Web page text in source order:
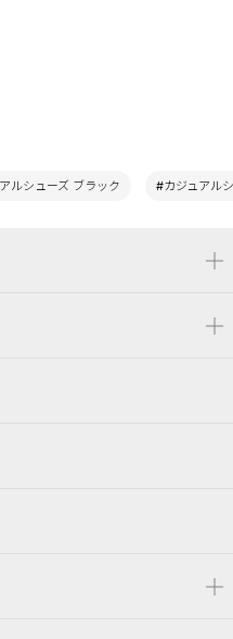
ルシューズ ブラック #カジュアル